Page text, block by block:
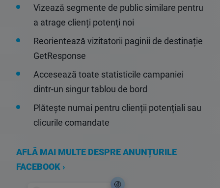
Vizează segmente de public similare pentru
a atrage clienți potenți noi
Reorientează vizitatorii paginii de destinație
GetResponse
Accesează toate statisticile campaniei
dintr-un singur tablou de bord
Plătește numai pentru clienții potențiali sau
clicurile comandate
AFLĂ MAI MULTE DESPRE ANUNȚURILE
FACEBOOK ›